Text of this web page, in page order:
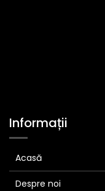
Informații
Acasă
Despre noi